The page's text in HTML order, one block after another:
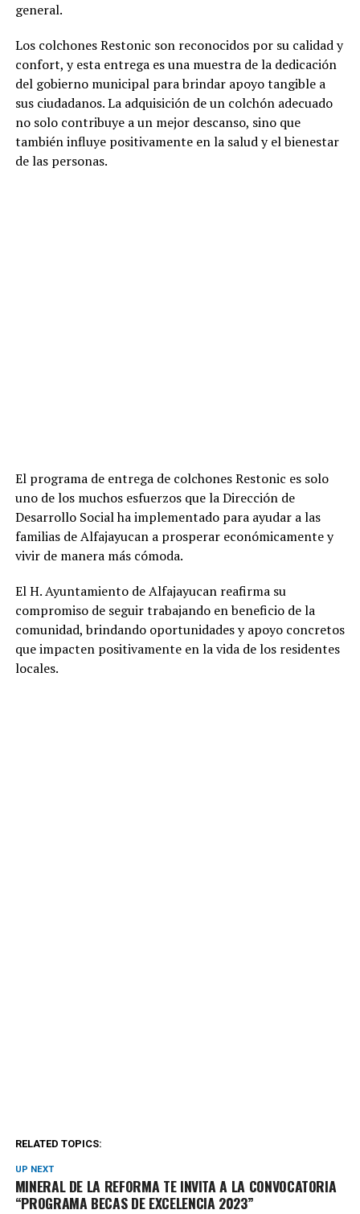
general.
Los colchones Restonic son reconocidos por su calidad y
confort, y esta entrega es una muestra de la dedicación
del gobierno municipal para brindar apoyo tangible a
sus ciudadanos. La adquisición de un colchón adecuado
no solo contribuye a un mejor descanso, sino que
también influye positivamente en la salud y el bienestar
de las personas.
El programa de entrega de colchones Restonic es solo
uno de los muchos esfuerzos que la Dirección de
Desarrollo Social ha implementado para ayudar a las
familias de Alfajayucan a prosperar económicamente y
vivir de manera más cómoda.
El H. Ayuntamiento de Alfajayucan reafirma su
compromiso de seguir trabajando en beneficio de la
comunidad, brindando oportunidades y apoyo concretos
que impacten positivamente en la vida de los residentes
locales.
RELATED TOPICS:
UP NEXT
MINERAL DE LA REFORMA TE INVITA A LA CONVOCATORIA
“PROGRAMA BECAS DE EXCELENCIA 2023”